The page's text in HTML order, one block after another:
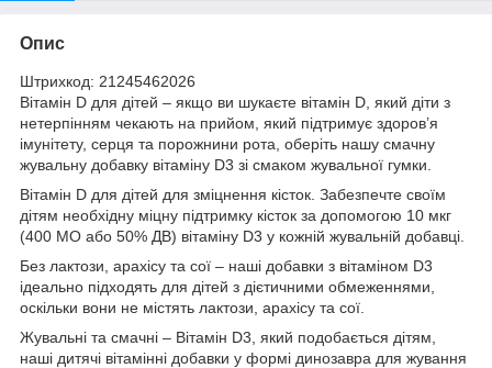
Опис
Штрихкод: 21245462026
Вітамін D для дітей – якщо ви шукаєте вітамін D, який діти з
нетерпінням чекають на прийом, який підтримує здоров’я
імунітету, серця та порожнини рота, оберіть нашу смачну
жувальну добавку вітаміну D3 зі смаком жувальної гумки.
Вітамін D для дітей для зміцнення кісток. Забезпечте своїм
дітям необхідну міцну підтримку кісток за допомогою 10 мкг
(400 МО або 50% ДВ) вітаміну D3 у кожній жувальній добавці.
Без лактози, арахісу та сої – наші добавки з вітаміном D3
ідеально підходять для дітей з дієтичними обмеженнями,
оскільки вони не містять лактози, арахісу та сої.
Жувальні та смачні – Вітамін D3, який подобається дітям,
наші дитячі вітамінні добавки у формі динозавра для жування